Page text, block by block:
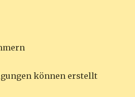
können erstellt